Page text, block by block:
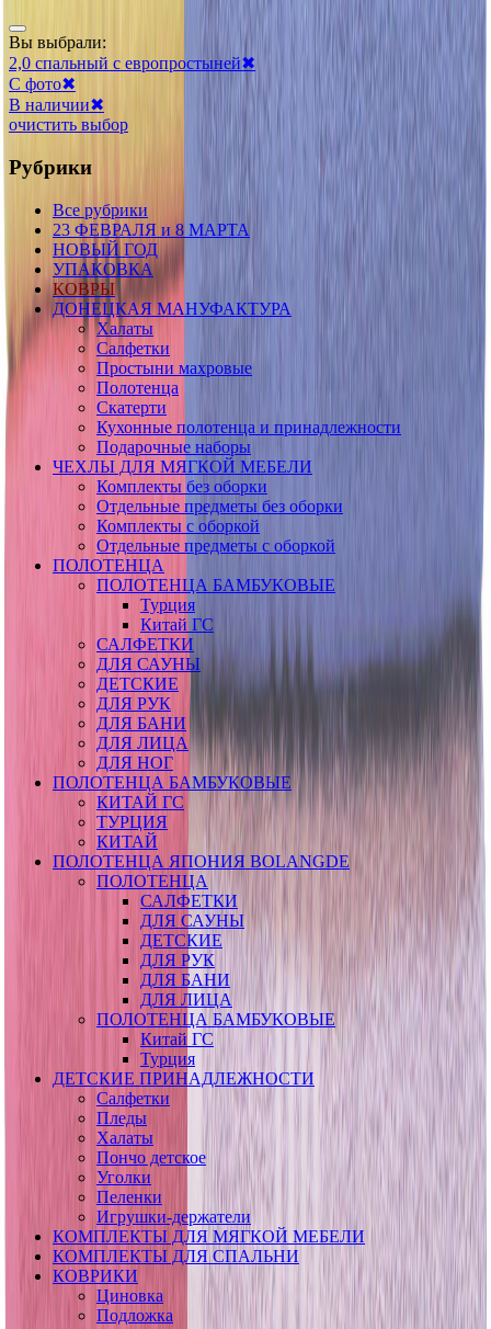
Вы выбрали:
2,0 спальный с европростыней✖
С фото✖
В наличии✖
очистить выбор
Рубрики
Все рубрики
23 ФЕВРАЛЯ и 8 МАРТА
НОВЫЙ ГОД
УПАКОВКА
КОВРЫ
ДОНЕЦКАЯ МАНУФАКТУРА
Халаты
Салфетки
Простыни махровые
Полотенца
Скатерти
Кухонные полотенца и принадлежности
Подарочные наборы
ЧЕХЛЫ ДЛЯ МЯГКОЙ МЕБЕЛИ
Комплекты без оборки
Отдельные предметы без оборки
Комплекты с оборкой
Отдельные предметы с оборкой
ПОЛОТЕНЦА
ПОЛОТЕНЦА БАМБУКОВЫЕ
Турция
Китай ГС
САЛФЕТКИ
ДЛЯ САУНЫ
ДЕТСКИЕ
ДЛЯ РУК
ДЛЯ БАНИ
ДЛЯ ЛИЦА
ДЛЯ НОГ
ПОЛОТЕНЦА БАМБУКОВЫЕ
КИТАЙ ГС
ТУРЦИЯ
КИТАЙ
ПОЛОТЕНЦА ЯПОНИЯ BOLANGDE
ПОЛОТЕНЦА
САЛФЕТКИ
ДЛЯ САУНЫ
ДЕТСКИЕ
ДЛЯ РУК
ДЛЯ БАНИ
ДЛЯ ЛИЦА
ПОЛОТЕНЦА БАМБУКОВЫЕ
Китай ГС
Турция
ДЕТСКИЕ ПРИНАДЛЕЖНОСТИ
Салфетки
Пледы
Халаты
Пончо детское
Уголки
Пеленки
Игрушки-держатели
КОМПЛЕКТЫ ДЛЯ МЯГКОЙ МЕБЕЛИ
КОМПЛЕКТЫ ДЛЯ СПАЛЬНИ
КОВРИКИ
Циновка
Подложка